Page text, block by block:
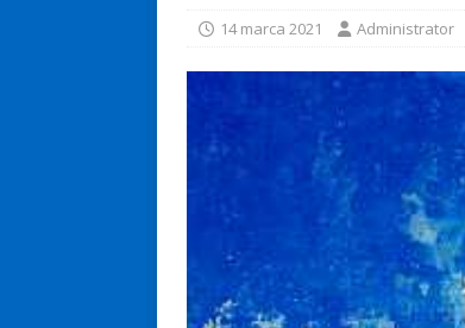
14 marca 2021 Administrator